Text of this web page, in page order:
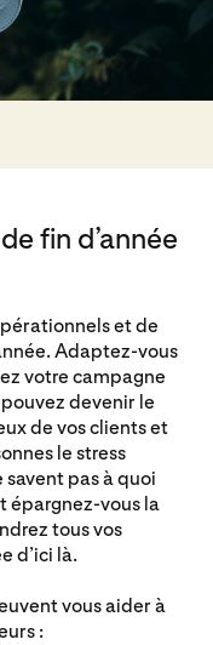
fin d’année
et de
Adaptez-vous
votre campagne
devenir le
de vos clients et
le stress
savent pas à quoi
épargnez-vous la
tous vos
d’ici là.
vous aider à
: